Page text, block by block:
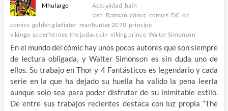
Mhulargo
Actualidad bath
lash Batman cómic comics DC dc
comics golden gladiator manhunter 2070 principe
vikingo superhéroes the judas coin viking prince Walter Simonson
En el mundo del cómic hay unos pocos autores que son siempre
de lectura obligada, y Walter Simonson es sin duda uno de
ellos. Su trabajo en Thor y 4 Fantásticos es legendario y cada
serie en la que ha dejado su huella ha valido la pena leerla
aunque solo sea para poder disfrutar de su inimitable estilo.
De entre sus trabajos recientes destaca con luz propia “The